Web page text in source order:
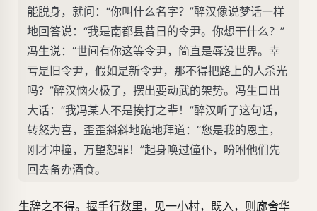
能脱身，就问：“你叫什么名字？”醉汉像说梦话一样
地回答说：“我是南都县昔日的令尹。你想干什么？”
冯生说：“世间有你这等令尹，简直是辱没世界。幸
亏是旧令尹，假如是新令尹，那不得把路上的人杀光
吗？”醉汉恼火极了，摆出要动武的架势。冯生口出
大话：“我冯某人不是挨打之辈！”醉汉听了这句话，
转怒为喜，歪歪斜斜地跪地拜道：“您是我的恩主，
刚才冲撞，万望恕罪！”起身唤过僮仆，吩咐他们先
回去备办酒食。
生辞之不得。握手行数里，见一小村，既入，则廊舍华